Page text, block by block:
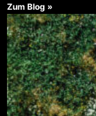
Zum Blog »